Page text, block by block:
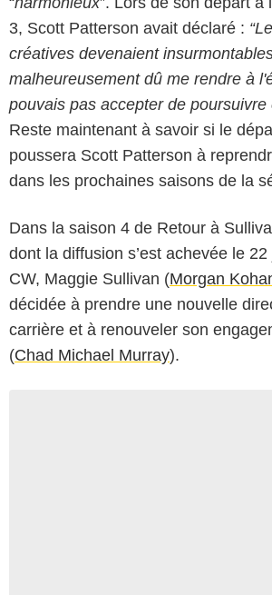
3, Scott Patterson avait déclaré :
créatives devenaient
malheureusement dû me rendre à
pouvais pas accepter de poursuivre
Reste maintenant à savoir si le
poussera Scott Patterson à
dans les prochaines saisons de la
Dans la saison 4 de Retour à
dont la diffusion s’est achevée le
CW, Maggie Sullivan (Morgan
décidée à prendre une nouvelle
carrière et à renouveler son
(Chad Michael Murray).